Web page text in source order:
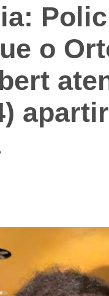
o